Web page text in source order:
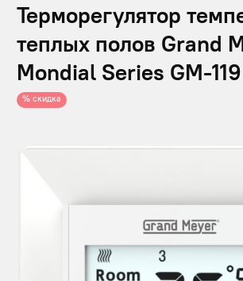
Терморегулятор
теплых полов Grand
Mondial Series GM-119
% скидка